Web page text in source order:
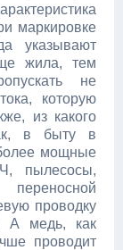
маркировке
указывают
жила, тем
не
которую
из какого
в быту в
мощные
пылесосы,
проводку
А медь, как
проводит